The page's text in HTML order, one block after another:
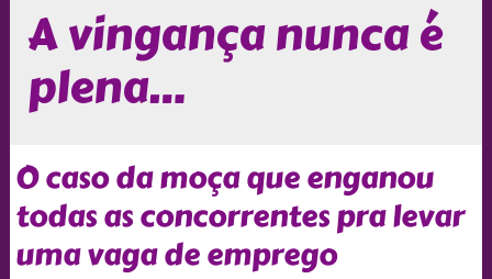
A vingança nunca é
plena…
O caso da moça que enganou
todas as concorrentes pra levar
uma vaga de emprego